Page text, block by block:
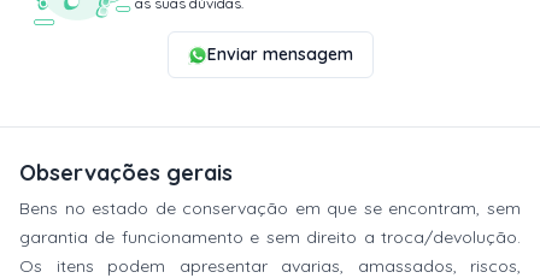
Enviar mensagem
Observações gerais
Bens no estado de conservação em que se encontram, sem
garantia de funcionamento e sem direito a troca/devolução.
Os itens podem apresentar avarias, amassados, riscos,